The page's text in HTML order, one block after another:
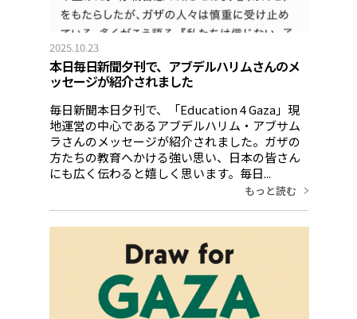
2025.10.23
本日毎日新聞夕刊で、アブデルハリムさんのメ
ッセージが紹介されました
毎日新聞本日夕刊で、「Education 4 Gaza」現
地運営の中心であるアブデルハリム・アブサム
ラさんのメッセージが紹介されました。ガザの
方たちの教育へかける強い思い、日本の皆さん
にも広く伝わると嬉しく思います。毎日...
もっと読む